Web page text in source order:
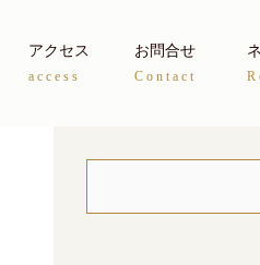
アクセス
access
お問合せ
Contact